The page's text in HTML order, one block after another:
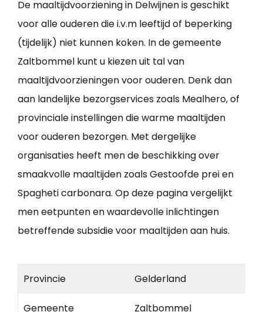
De maaltijdvoorziening in Delwijnen is geschikt
voor alle ouderen die i.v.m leeftijd of beperking
(tijdelijk) niet kunnen koken. In de gemeente
Zaltbommel kunt u kiezen uit tal van
maaltijdvoorzieningen voor ouderen. Denk dan
aan landelijke bezorgservices zoals Mealhero, of
provinciale instellingen die warme maaltijden
voor ouderen bezorgen. Met dergelijke
organisaties heeft men de beschikking over
smaakvolle maaltijden zoals Gestoofde prei en
Spagheti carbonara. Op deze pagina vergelijkt
men eetpunten en waardevolle inlichtingen
betreffende subsidie voor maaltijden aan huis.
Provincie Gelderland
Gemeente Zaltbommel